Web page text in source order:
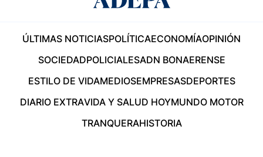
ÚLTIMAS NOTICIASPOLÍTICAECONOMÍAOPINIÓN
SOCIEDADPOLICIALESADN BONAERENSE
ESTILO DE VIDAMEDIOSEMPRESASDEPORTES
DIARIO EXTRAVIDA Y SALUD HOYMUNDO MOTOR
TRANQUERAHISTORIA